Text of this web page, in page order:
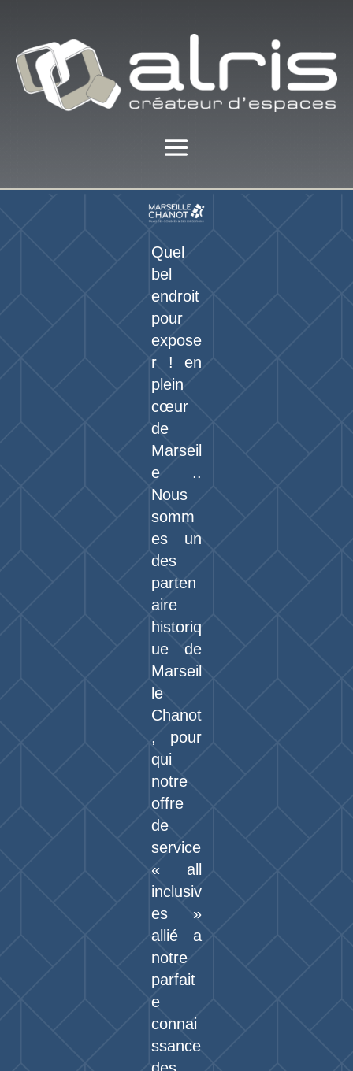
Quel
bel
endroit
pour
expose
r ! en
plein
cœur
de
Marseil
e ..
Nous
somm
es un
des
parten
aire
historiq
ue de
Marseil
le
Chanot
, pour
qui
notre
offre
de
service
« all
inclusiv
es »
allié a
notre
parfait
e
connai
ssance